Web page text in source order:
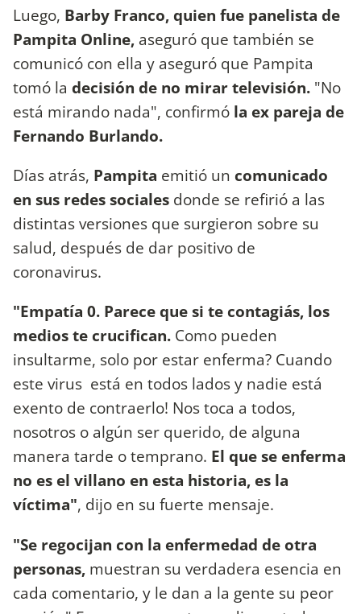
Luego, Barby Franco, quien fue panelista de
Pampita Online, aseguró que también se
comunicó con ella y aseguró que Pampita
tomó la decisión de no mirar televisión. "No
está mirando nada", confirmó la ex pareja de
Fernando Burlando.
Días atrás, Pampita emitió un comunicado
en sus redes sociales donde se refirió a las
distintas versiones que surgieron sobre su
salud, después de dar positivo de
coronavirus.
"Empatía 0. Parece que si te contagiás, los
medios te crucifican. Como pueden
insultarme, solo por estar enferma? Cuando
este virus está en todos lados y nadie está
exento de contraerlo! Nos toca a todos,
nosotros o algún ser querido, de alguna
manera tarde o temprano. El que se enferma
no es el villano en esta historia, es la
víctima", dijo en su fuerte mensaje.
"Se regocijan con la enfermedad de otra
personas, muestran su verdadera esencia en
cada comentario, y le dan a la gente su peor